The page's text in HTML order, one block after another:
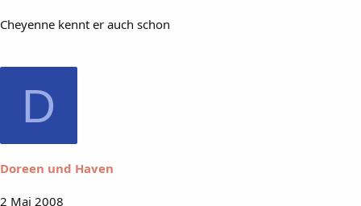
Cheyenne kennt er auch schon
D
Doreen und Haven
2 Mai 2008